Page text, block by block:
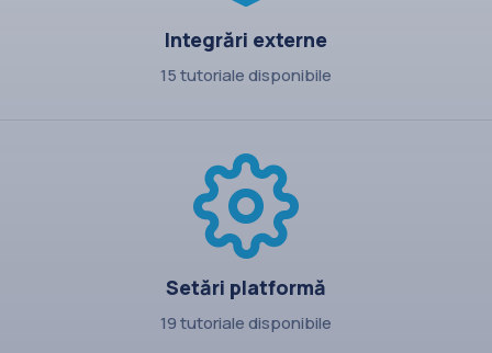
Integrări externe
15 tutoriale disponibile
Setări platformă
19 tutoriale disponibile